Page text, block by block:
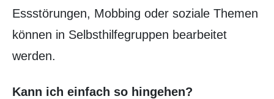
Essstörungen, Mobbing oder soziale Themen
können in Selbsthilfegruppen bearbeitet
werden.
Kann ich einfach so hingehen?